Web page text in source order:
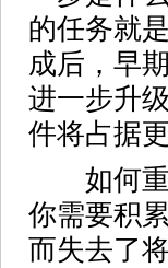
的任务就
成后，早
进一步升
件将占据
如何重
你需要积
而失去了